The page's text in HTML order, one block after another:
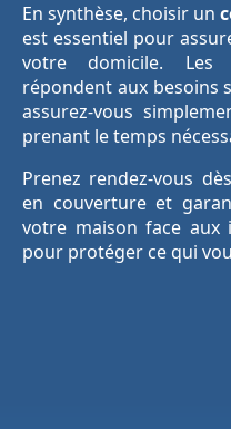
En synthèse, choisir un
est essentiel pour
votre domicile. Les
répondent aux besoins
assurez-vous
prenant le temps
Prenez rendez-vous
en couverture et
votre maison face aux
pour protéger ce qui